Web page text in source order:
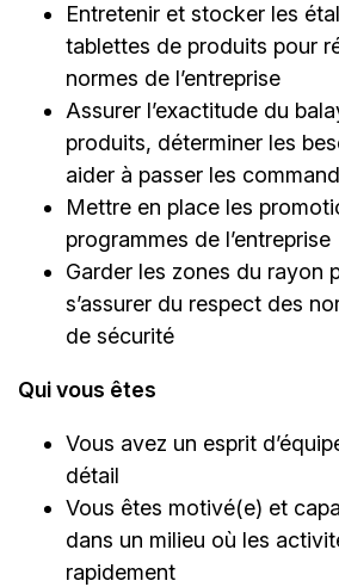
Entretenir et stocker les
tablettes de produits pour
normes de l’entreprise
Assurer l’exactitude du
produits, déterminer les
aider à passer les
Mettre en place les
programmes de l’entreprise
Garder les zones du rayon
s’assurer du respect des
de sécurité
Qui vous êtes
Vous avez un esprit
détail
Vous êtes motivé(e) et
dans un milieu où les
rapidement